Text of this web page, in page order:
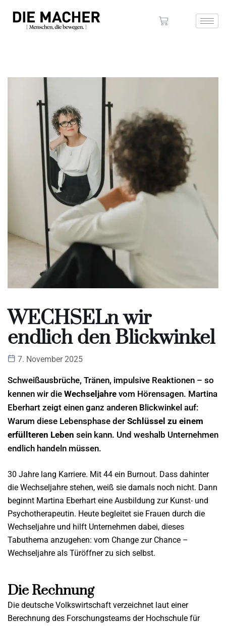
WECHSELn wir
endlich den Blickwinkel
7. November 2025
Schweißausbrüche, Tränen, impulsive Reaktionen – so
kennen wir die Wechseljahre vom Hörensagen. Martina
Eberhart zeigt einen ganz anderen Blickwinkel auf:
Warum diese Lebensphase der Schlüssel zu einem
erfüllteren Leben sein kann. Und weshalb Unternehmen
endlich handeln müssen.
30 Jahre lang Karriere. Mit 44 ein Burnout. Dass dahinter
die Wechseljahre stehen, weiß sie damals noch nicht. Dann
beginnt Martina Eberhart eine Ausbildung zur Kunst- und
Psychotherapeutin. Heute begleitet sie Frauen durch die
Wechseljahre und hilft Unternehmen dabei, dieses
Tabuthema anzugehen: vom Change zur Chance –
Wechseljahre als Türöffner zu sich selbst.
Die Rechnung
Die deutsche Volkswirtschaft verzeichnet laut einer
Berechnung des Forschungsteams der Hochschule für